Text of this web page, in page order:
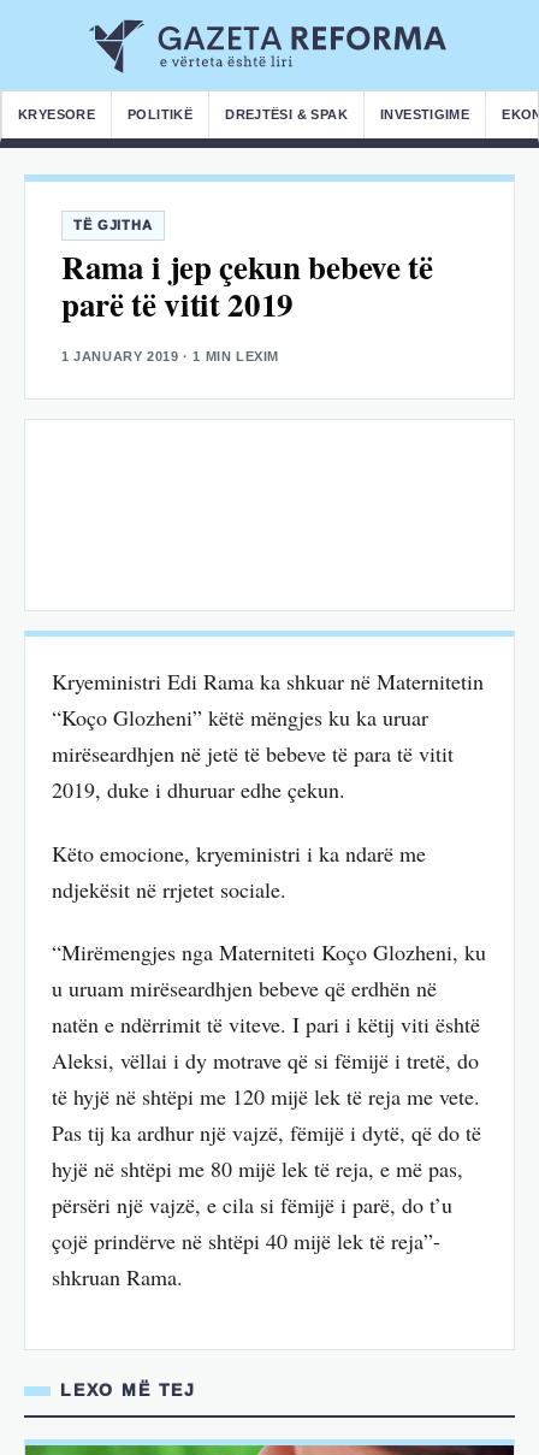
KRYESORE POLITIKË DREJTËSI & SPAK INVESTIGIME
TË GJITHA
Rama i jep çekun bebeve të
parë të vitit 2019
1 JANUARY 2019 · 1 MIN LEXIM
Kryeministri Edi Rama ka shkuar në Maternitetin
“Koço Glozheni” këtë mëngjes ku ka uruar
mirëseardhjen në jetë të bebeve të para të vitit
2019, duke i dhuruar edhe çekun.
Këto emocione, kryeministri i ka ndarë me
ndjekësit në rrjetet sociale.
“Mirëmengjes nga Materniteti Koço Glozheni, ku
u uruam mirëseardhjen bebeve që erdhën në
natën e ndërrimit të viteve. I pari i këtij viti është
Aleksi, vëllai i dy motrave që si fëmijë i tretë, do
të hyjë në shtëpi me 120 mijë lek të reja me vete.
Pas tij ka ardhur një vajzë, fëmijë i dytë, që do të
hyjë në shtëpi me 80 mijë lek të reja, e më pas,
përsëri një vajzë, e cila si fëmijë i parë, do t’u
çojë prindërve në shtëpi 40 mijë lek të reja”-
shkruan Rama.
LEXO MË TEJ